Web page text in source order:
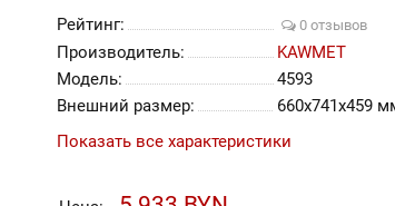
Рейтинг: 0 отзывов
Производитель:
KAWMET
Модель:
4593
Внешний размер:
660x741x459
Показать все характеристики